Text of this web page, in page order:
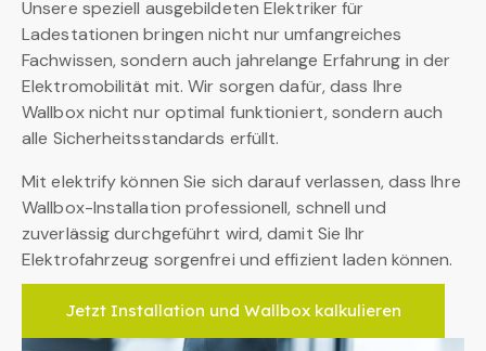
Unsere speziell ausgebildeten Elektriker für
Ladestationen bringen nicht nur umfangreiches
Fachwissen, sondern auch jahrelange Erfahrung in der
Elektromobilität mit. Wir sorgen dafür, dass Ihre
Wallbox nicht nur optimal funktioniert, sondern auch
alle Sicherheitsstandards erfüllt.
Mit elektrify können Sie sich darauf verlassen, dass Ihre
Wallbox-Installation professionell, schnell und
zuverlässig durchgeführt wird, damit Sie Ihr
Elektrofahrzeug sorgenfrei und effizient laden können.
Jetzt Installation und Wallbox kalkulieren